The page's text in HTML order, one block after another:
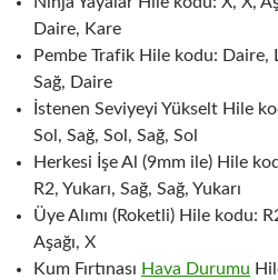
Daire, Kare
Pembe Trafik Hile kodu: Daire,
Sağ, Daire
İstenen Seviyeyi Yükselt Hile
Sol, Sağ, Sol, Sağ, Sol
Herkesi İşe Al (9mm ile) Hile
R2, Yukarı, Sağ, Sağ, Yukarı
Üye Alımı (Roketli) Hile kodu:
Aşağı, X
Kum Fırtınası Hava Durumu